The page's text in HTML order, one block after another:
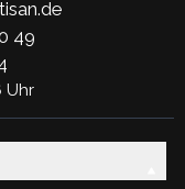
49
Uhr